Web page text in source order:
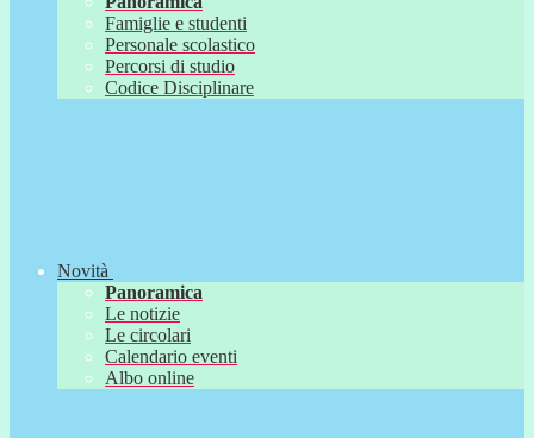
Famiglie e studenti
Personale scolastico
Percorsi di studio
Codice Disciplinare
Novità
Panoramica
Le notizie
Le circolari
Calendario eventi
Albo online